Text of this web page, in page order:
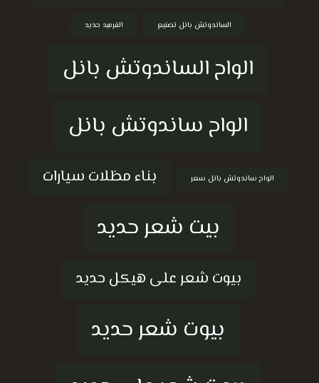
الساندوتش بانل تصنيع القرميد حديد
الواح الساندوتش بانل
الواح ساندوتش بانل
الواح ساندوتش بانل سعر بناء مظلات سيارات
بيت شعر حديد
بيوت شعر على هيكل حديد
بيوت شعر حديد